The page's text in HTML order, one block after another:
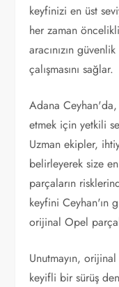
keyfinizi en üst
her zaman
aracınızın
çalışmasını sağlar.
Adana
etmek için yetkili
Uzman ekipler,
belirleyerek size
parçaların
keyfini Ceyhan'ın
orijinal Opel
Unutmayın,
keyifli bir sürüş